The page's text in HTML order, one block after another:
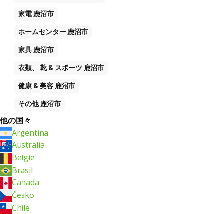
家電 鹿沼市
ホームセンター 鹿沼市
家具 鹿沼市
衣類、 靴 & スポーツ 鹿沼市
健康 & 美容 鹿沼市
その他鹿沼市
他の国々
Argentina
Australia
België
Brasil
Canada
Česko
Chile